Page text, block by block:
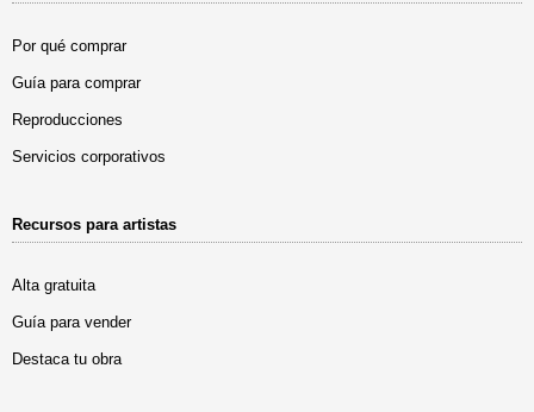
Por qué comprar
Guía para comprar
Reproducciones
Servicios corporativos
Recursos para artistas
Alta gratuita
Guía para vender
Destaca tu obra